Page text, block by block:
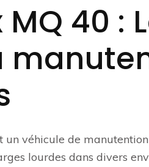
MQ 40 :
un véhicule de
lourdes dans divers